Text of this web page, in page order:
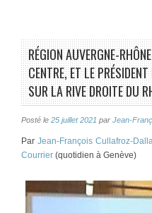
RÉGION AUVERGNE-
CENTRE, ET LE
SUR LA RIVE DROITE DU
Posté le 25 juillet 2021 par Jean-
Par Jean-François Cullafroz-
Courrier (quotidien à Genève)